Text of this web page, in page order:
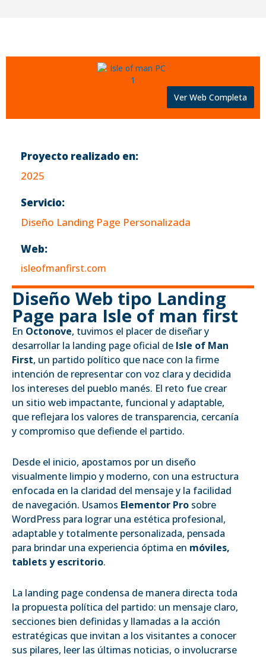
Ver Web Completa
Proyecto realizado en:
2025
Servicio:
Diseño Landing Page Personalizada
Web:
isleofmanfirst.com
Diseño Web tipo Landing
Page para Isle of man first
En Octonove, tuvimos el placer de diseñar y
desarrollar la landing page oficial de Isle of Man
First, un partido político que nace con la firme
intención de representar con voz clara y decidida
los intereses del pueblo manés. El reto fue crear
un sitio web impactante, funcional y adaptable,
que reflejara los valores de transparencia, cercanía
y compromiso que defiende el partido.
Desde el inicio, apostamos por un diseño
visualmente limpio y moderno, con una estructura
enfocada en la claridad del mensaje y la facilidad
de navegación. Usamos Elementor Pro sobre
WordPress para lograr una estética profesional,
adaptable y totalmente personalizada, pensada
para brindar una experiencia óptima en móviles,
tablets y escritorio.
La landing page condensa de manera directa toda
la propuesta política del partido: un mensaje claro,
secciones bien definidas y llamadas a la acción
estratégicas que invitan a los visitantes a conocer
sus pilares, leer las últimas noticias, o involucrarse